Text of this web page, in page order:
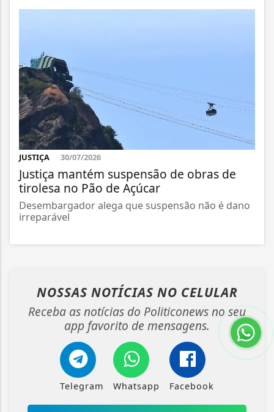
JUSTIÇA 30/07/2026
Justiça mantém suspensão de obras de
tirolesa no Pão de Açúcar
Desembargador alega que suspensão não é dano
irreparável
NOSSAS NOTÍCIAS NO CELULAR
Receba as notícias do Politiconews no seu
app favorito de mensagens.
Telegram Whatsapp Facebook